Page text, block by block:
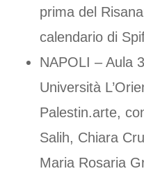
prima del
calendario di
NAPOLI – Aula
Università
Palestin.arte,
Salih, Chiara
Maria Rosaria